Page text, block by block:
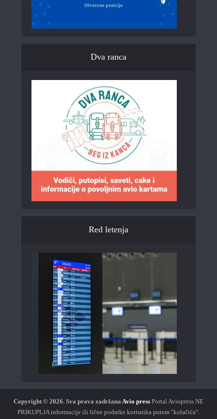
Dva ranca
Red letenja
Copyright © 2026. Sva prava zadržana Avio press Portal Aviopress NE
PRIKUPLJA informacije ili lične podatke korisnika putem "kolačića".